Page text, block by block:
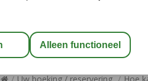
Hoe kan ik een